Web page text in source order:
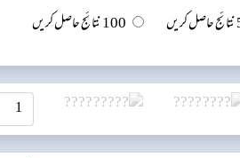
100 نتائج حاصل کریں